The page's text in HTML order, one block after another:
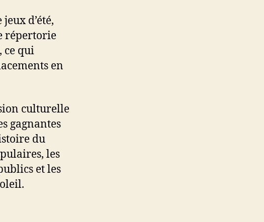
d’été,
répertorie
ce qui
en
culturelle
gagnantes
du
les
et les